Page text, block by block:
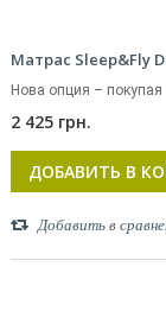
Матрас Sleep&Fly
Нова опция –
2 425 грн.
ДОБАВИТЬ В
Добавить в